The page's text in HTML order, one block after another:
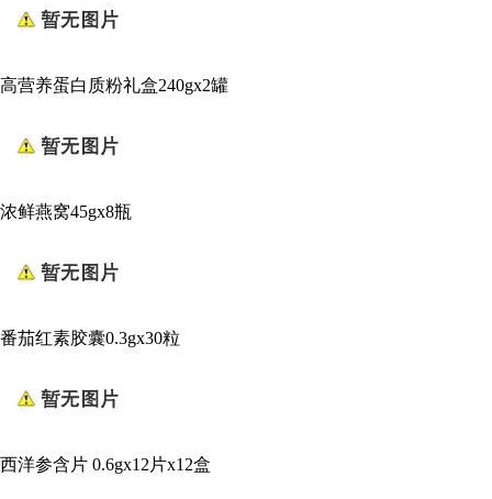
高营养蛋白质粉礼盒240gx2罐
浓鲜燕窝45gx8瓶
番茄红素胶囊0.3gx30粒
西洋参含片 0.6gx12片x12盒